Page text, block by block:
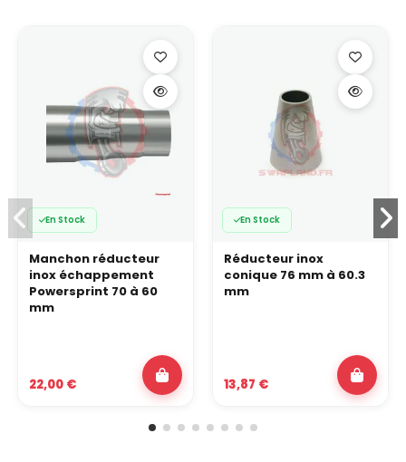
En Stock
Manchon réducteur
inox échappement
Powersprint 70 à 60
mm
22,00 €
En Stock
Réducteur inox
conique 76 mm à 60.3
mm
13,87 €